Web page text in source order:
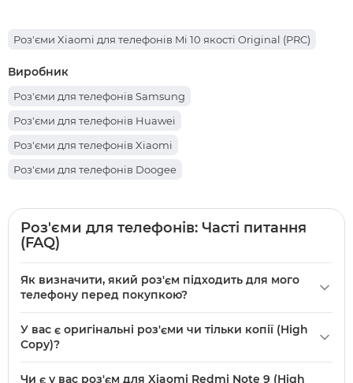
Роз'єми Xiaomi для телефонів Mi 10 якості Original (PRC)
Виробник
Роз'єми для телефонів Samsung
Роз'єми для телефонів Huawei
Роз'єми для телефонів Xiaomi
Роз'єми для телефонів Doogee
Роз'єми для телефонів: Часті питання
(FAQ)
Як визначити, який роз'єм підходить для мого
телефону перед покупкою?
«Конектори для телефонів», перевірте фізичний порт
каталозі є 157 товарів для популярних брендів, почати
У вас є оригінальні роз'єми чи тільки копії (High
Copy)?
Чи є у вас роз'єм для Xiaomi Redmi Note 9 (High